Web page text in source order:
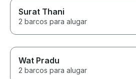
Surat Thani
2 barcos para alugar
Wat Pradu
2 barcos para alugar